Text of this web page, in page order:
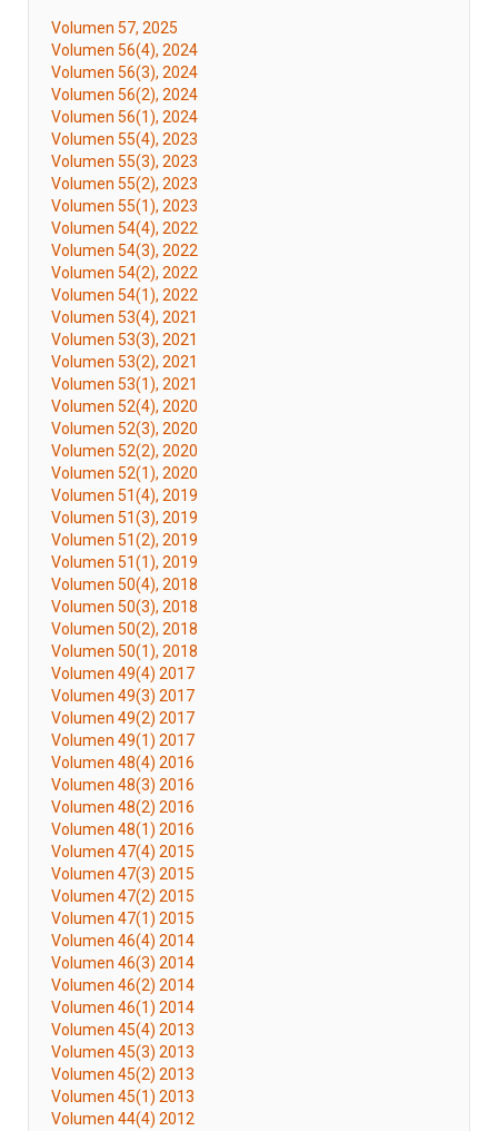
Volumen 57, 2025
Volumen 56(4), 2024
Volumen 56(3), 2024
Volumen 56(2), 2024
Volumen 56(1), 2024
Volumen 55(4), 2023
Volumen 55(3), 2023
Volumen 55(2), 2023
Volumen 55(1), 2023
Volumen 54(4), 2022
Volumen 54(3), 2022
Volumen 54(2), 2022
Volumen 54(1), 2022
Volumen 53(4), 2021
Volumen 53(3), 2021
Volumen 53(2), 2021
Volumen 53(1), 2021
Volumen 52(4), 2020
Volumen 52(3), 2020
Volumen 52(2), 2020
Volumen 52(1), 2020
Volumen 51(4), 2019
Volumen 51(3), 2019
Volumen 51(2), 2019
Volumen 51(1), 2019
Volumen 50(4), 2018
Volumen 50(3), 2018
Volumen 50(2), 2018
Volumen 50(1), 2018
Volumen 49(4) 2017
Volumen 49(3) 2017
Volumen 49(2) 2017
Volumen 49(1) 2017
Volumen 48(4) 2016
Volumen 48(3) 2016
Volumen 48(2) 2016
Volumen 48(1) 2016
Volumen 47(4) 2015
Volumen 47(3) 2015
Volumen 47(2) 2015
Volumen 47(1) 2015
Volumen 46(4) 2014
Volumen 46(3) 2014
Volumen 46(2) 2014
Volumen 46(1) 2014
Volumen 45(4) 2013
Volumen 45(3) 2013
Volumen 45(2) 2013
Volumen 45(1) 2013
Volumen 44(4) 2012